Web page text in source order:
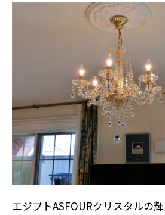
エジプトASFOURクリスタルの